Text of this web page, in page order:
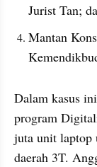
Jurist Tan;
Mantan
Dalam kasus
program
juta unit laptop
daerah 3T.